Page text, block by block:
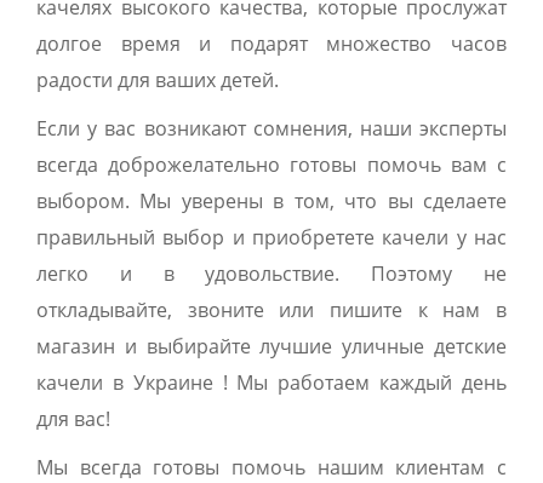
качелях высокого качества, которые прослужат
долгое время и подарят множество часов
радости для ваших детей.
Если у вас возникают сомнения, наши эксперты
всегда доброжелательно готовы помочь вам с
выбором. Мы уверены в том, что вы сделаете
правильный выбор и приобретете качели у нас
легко и в удовольствие. Поэтому не
откладывайте, звоните или пишите к нам в
магазин и выбирайте лучшие уличные детские
качели в Украине ! Мы работаем каждый день
для вас!
Мы всегда готовы помочь нашим клиентам с